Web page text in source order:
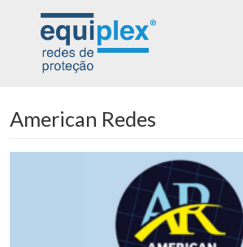
American Redes